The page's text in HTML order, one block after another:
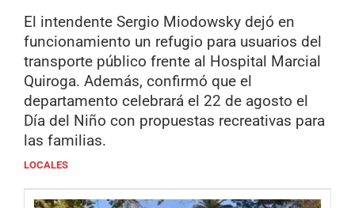
El intendente Sergio Miodowsky dejó en
funcionamiento un refugio para usuarios del
transporte público frente al Hospital Marcial
Quiroga. Además, confirmó que el
departamento celebrará el 22 de agosto el
Día del Niño con propuestas recreativas para
las familias.
LOCALES